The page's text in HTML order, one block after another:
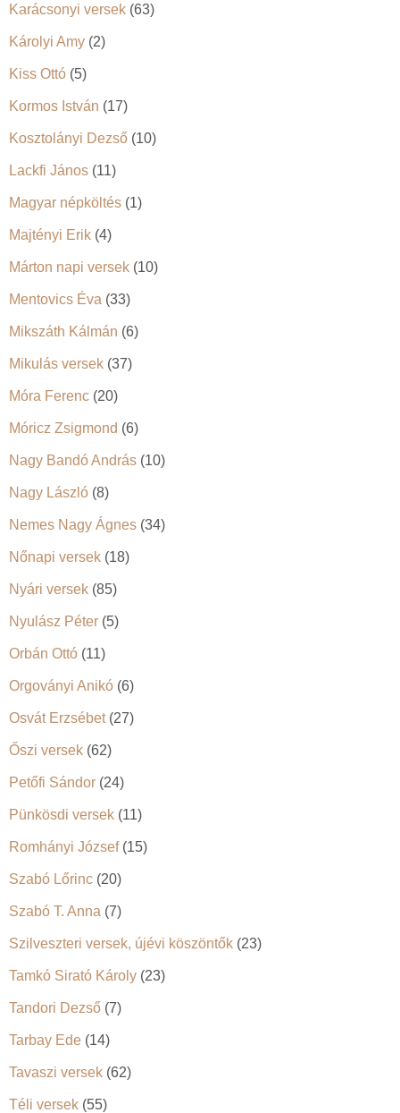
Karácsonyi versek (63)
Károlyi Amy (2)
Kiss Ottó (5)
Kormos István (17)
Kosztolányi Dezső (10)
Lackfi János (11)
Magyar népköltés (1)
Majtényi Erik (4)
Márton napi versek (10)
Mentovics Éva (33)
Mikszáth Kálmán (6)
Mikulás versek (37)
Móra Ferenc (20)
Móricz Zsigmond (6)
Nagy Bandó András (10)
Nagy László (8)
Nemes Nagy Ágnes (34)
Nőnapi versek (18)
Nyári versek (85)
Nyulász Péter (5)
Orbán Ottó (11)
Orgoványi Anikó (6)
Osvát Erzsébet(27)
Őszi versek (62)
Petőfi Sándor (24)
Pünkösdi versek (11)
Romhányi József(15)
Szabó Lőrinc (20)
Szabó T. Anna (7)
Szilveszteri versek, újévi köszöntők (23)
Tamkó Sirató Károly (23)
Tandori Dezső (7)
Tarbay Ede (14)
Tavaszi versek (62)
Téli versek (55)